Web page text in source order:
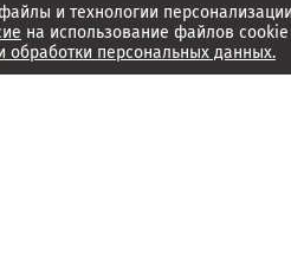
и технологии
на использование файлов
обработки персональных данных.